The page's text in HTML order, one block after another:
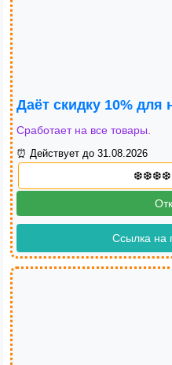
Даёт скидку 10% для
Сработает на все товары.
⏰ Действует до 31.08.2026
Ссылка на